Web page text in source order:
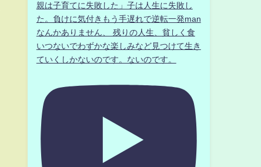
親は子育てに失敗した」子は人生に失敗し
た。負けに気付きもう手遅れで逆転一発man
なんかありません、 残りの人生、貧しく食
いつないでわずかな楽しみなど見つけて生き
ていくしかないのです。ないのです。